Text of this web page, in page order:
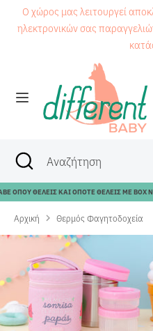
Μετάβαση
Ο χώρος μας λειτουργεί
ηλεκτρονικών σας
Αναζήτηση
ΑναζήτησηΑναζήτηση
Κλείσιμο
αναζήτησης
ΘΕΛΕΙΣ ΚΑΙ ΟΠΟΤΕ ΘΕΛΕΙΣ ΜΕ BOX NOW
Αρχική Θερμός Φαγητοδοχεία